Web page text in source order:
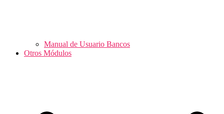
Manual de Usuario Bancos
Otros Módulos